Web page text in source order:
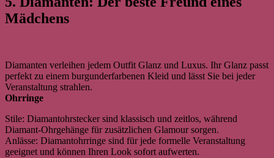
Mädchens
Diamanten verleihen jedem Outfit Glanz und Luxus. Ihr Glanz passt
perfekt zu einem burgunderfarbenen Kleid und lässt Sie bei jeder
Veranstaltung strahlen.
Ohrringe
Stile: Diamantohrstecker sind klassisch und zeitlos, während
Diamant-Ohrgehänge für zusätzlichen Glamour sorgen.
Anlässe: Diamantohrringe sind für jede formelle Veranstaltung
geeignet und können Ihren Look sofort aufwerten.